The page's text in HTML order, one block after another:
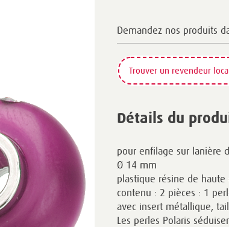
Demandez nos produits
Trouver un revendeur
Détails du
pour enfilage sur lanière
Ø 14 mm
plastique résine de
contenu : 2 pièces : 1
avec insert métallique,
Les perles Polaris